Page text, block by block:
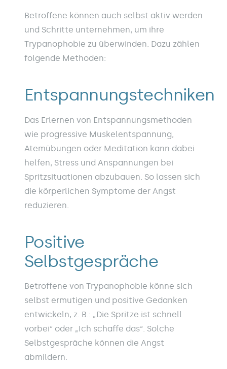
Betroffene können auch selbst aktiv werden
und Schritte unternehmen, um ihre
Trypanophobie zu überwinden. Dazu zählen
folgende Methoden:
Entspannungstechniken
Das Erlernen von Entspannungsmethoden
wie progressive Muskelentspannung,
Atemübungen oder Meditation kann dabei
helfen, Stress und Anspannungen bei
Spritzsituationen abzubauen. So lassen sich
die körperlichen Symptome der Angst
reduzieren.
Positive
Selbstgespräche
Betroffene von Trypanophobie könne sich
selbst ermutigen und positive Gedanken
entwickeln, z. B.: „Die Spritze ist schnell
vorbei“ oder „Ich schaffe das“. Solche
Selbstgespräche können die Angst
abmildern.